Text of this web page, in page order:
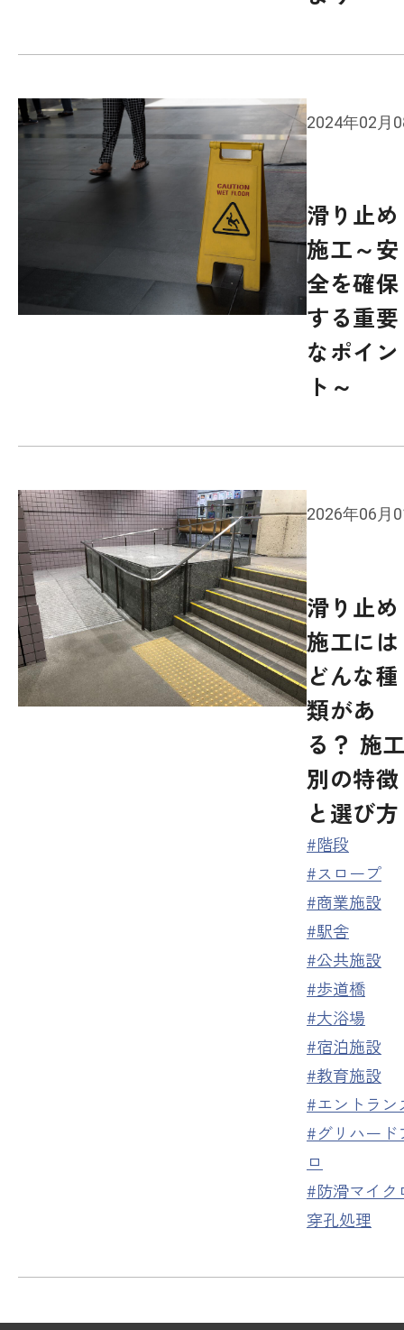
2024年02月
滑り止め
施工～安
全を確保
する重要
なポイン
ト～
2026年06月
滑り止め
施工には
どんな種
類があ
る？ 施
別の特徴
と選び方
#階段
#スロープ
#商業施設
#駅舎
#公共施設
#歩道橋
#大浴場
#宿泊施設
#教育施設
#エントラン
#グリハード
ロ
#防滑マイク
穿孔処理